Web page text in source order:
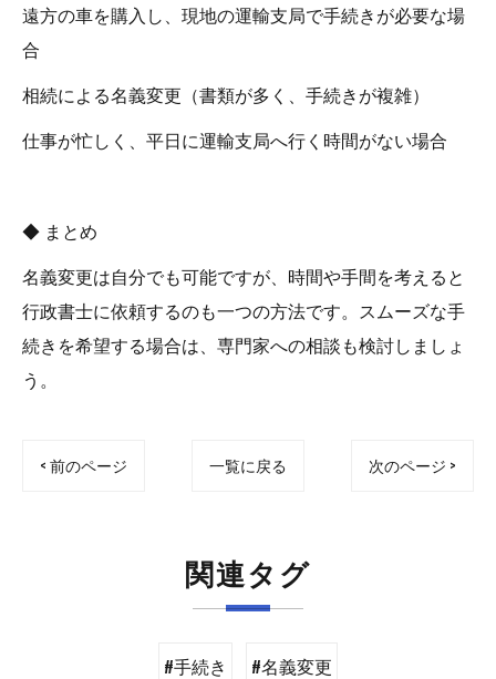
遠方の車を購入し、現地の運輸支局で手続きが必要な場
合
相続による名義変更（書類が多く、手続きが複雑）
仕事が忙しく、平日に運輸支局へ行く時間がない場合
◆ まとめ
名義変更は自分でも可能ですが、時間や手間を考えると
行政書士に依頼するのも一つの方法です。スムーズな手
続きを希望する場合は、専門家への相談も検討しましょ
う。
< 前のページ 一覧に戻る 次のページ >
関連タグ
#手続き #名義変更